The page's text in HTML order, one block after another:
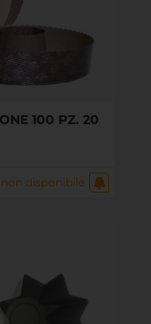
100 PZ. 20
disponibile